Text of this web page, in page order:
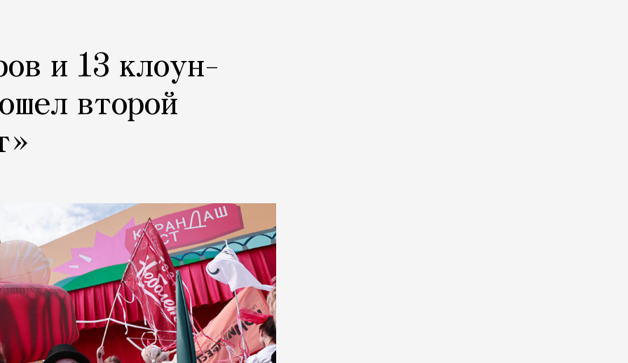
и 13 клоун-
второй